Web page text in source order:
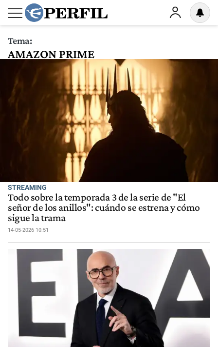
Tema:
AMAZON PRIME
STREAMING
Todo sobre la temporada 3 de la serie de "El
señor de los anillos": cuándo se estrena y cómo
sigue la trama
14-05-2026 10:51